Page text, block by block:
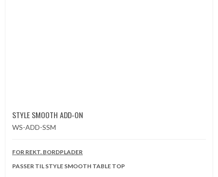
STYLE SMOOTH ADD-ON
WS-ADD-SSM
FOR REKT. BORDPLADER
PASSER TIL STYLE SMOOTH TABLE TOP